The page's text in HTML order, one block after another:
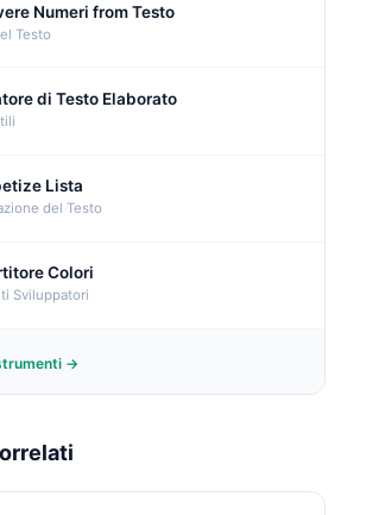
Numeri from Testo
Testo
di Testo Elaborato
Lista
del Testo
Colori
Sviluppatori
→